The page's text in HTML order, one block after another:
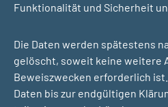
Funktionalität und Sicherheit
Die Daten werden spätestens
gelöscht, soweit keine weitere
Beweiszwecken erforderlich
Daten bis zur endgültigen